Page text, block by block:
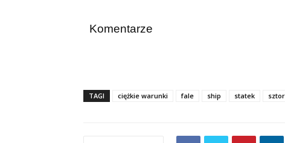
Komentarze
TAGI ciężkie warunki fale ship statek